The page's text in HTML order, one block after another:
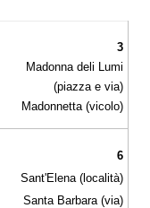
3
Madonna deli Lumi
(piazza e via)
Madonnetta (vicolo)
6
Sant'Elena (località)
Santa Barbara (via)